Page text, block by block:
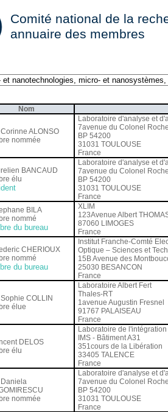
Comité national de la
annuaire des membres
Nom
Corinne ALONSO
nommée
Laboratoire d'analyse et
7avenue du Colonel
BP 54200
31031 TOULOUSE
France
BANCAUD
élu
Laboratoire d'analyse et
7avenue du Colonel
BP 54200
31031 TOULOUSE
France
BILA
nommé
du bureau
XLIM
123Avenue Albert
87060 LIMOGES
France
CHERIOUX
nommé
du bureau
Institut Franche-Comté
Optique – Sciences et
15B Avenue des
25030 BESANCON
France
COLLIN
élue
Laboratoire Albert Fert
Thales-RT
1avenue Augustin Fresnel
91767 PALAISEAU
France
DELOS
élu
Laboratoire de
IMS - Bâtiment A31
351cours de la Libération
33405 TALENCE
France
Daniela
nommée
Laboratoire d'analyse et
7avenue du Colonel
BP 54200
31031 TOULOUSE
France